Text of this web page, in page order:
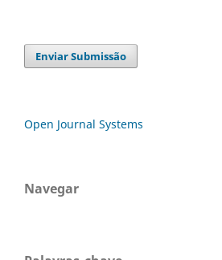
Enviar Submissão
Open Journal Systems
Navegar